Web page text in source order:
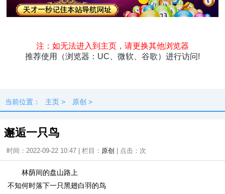
最新
快料 独闻 本地
当前位置： 主页 > 原创 >
邂逅一只鸟
时间：2022-09-22 10:47 | 栏目： 原创 | 点击： 次
林荫间的盘山路上
不知何时落下一只黑翅白羽的鸟